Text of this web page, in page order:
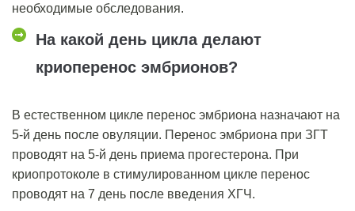
необходимые обследования.
На какой день цикла делают
криоперенос эмбрионов?
В естественном цикле перенос эмбриона назначают на
5-й день после овуляции. Перенос эмбриона при ЗГТ
проводят на 5-й день приема прогестерона. При
криопротоколе в стимулированном цикле перенос
проводят на 7 день после введения ХГЧ.